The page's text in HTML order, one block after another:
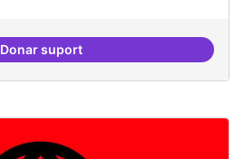
Donar suportBeques de recerca per